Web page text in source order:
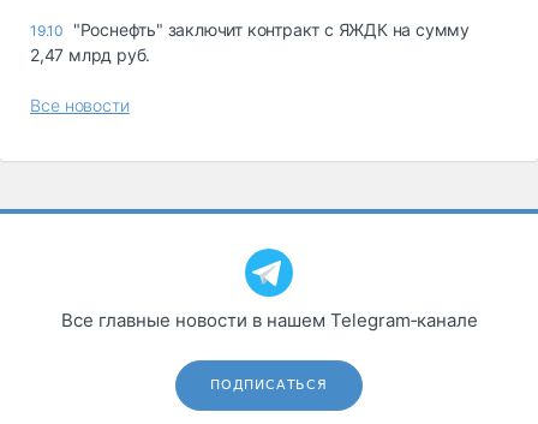
19.10
"Роснефть" заключит контракт с ЯЖДК на сумму
2,47 млрд руб.
Все новости
Все главные новости в нашем Telegram‑канале
ПОДПИСАТЬСЯ